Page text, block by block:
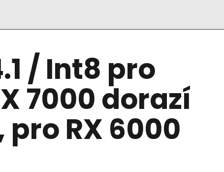
/ Int8 pro
7000 dorazí
RX 6000